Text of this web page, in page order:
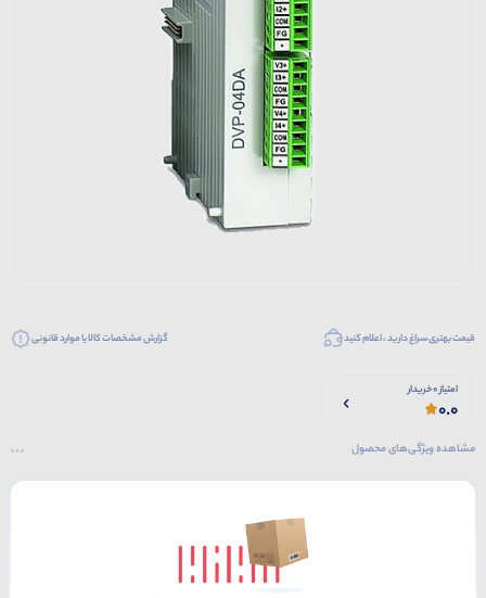
قیمت بهتری سراغ دارید ، اعلام کنید گزارش مشخصات کالا یا موارد قانونی
امتیاز 0 خریدار
0.0
مشاهده ویژگی‌های محصول